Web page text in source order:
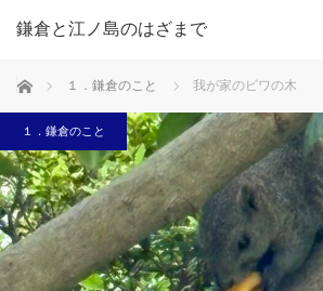
鎌倉と江ノ島のはざまで
ホーム １．鎌倉のこと 我が家のビワの木
１．鎌倉のこと